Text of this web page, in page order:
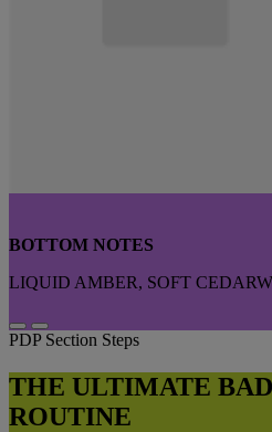
BOTTOM NOTES
LIQUID AMBER, SOFT
PDP Section Steps
THE ULTIMATE
ROUTINE